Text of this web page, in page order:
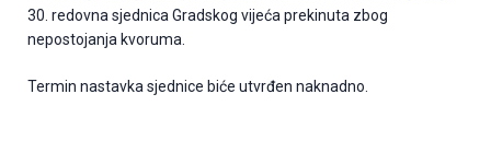
30. redovna sjednica Gradskog vijeća prekinuta zbog
nepostojanja kvoruma.
Termin nastavka sjednice biće utvrđen naknadno.